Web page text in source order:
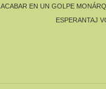
ACABAR EN UN GOLPE
ESPERANTAJ